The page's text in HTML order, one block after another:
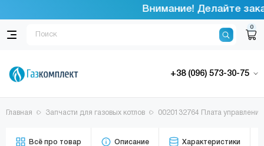
Внимание! Делайте
0
+38 (096) 573-30-75
Главная Запчасти для газовых котлов 0020132764 Плата
Всё про товар Описание Характеристики